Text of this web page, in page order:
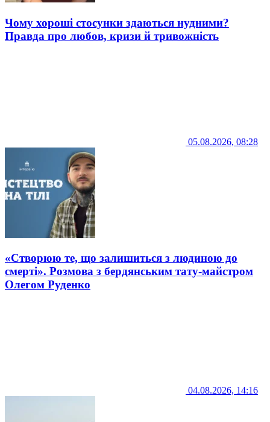
Чому хороші стосунки здаються нудними?
Правда про любов, кризи й тривожність
05.08.2026, 08:28
«Створюю те, що залишиться з людиною до
смерті». Розмова з бердянським тату-майстром
Олегом Руденко
04.08.2026, 14:16